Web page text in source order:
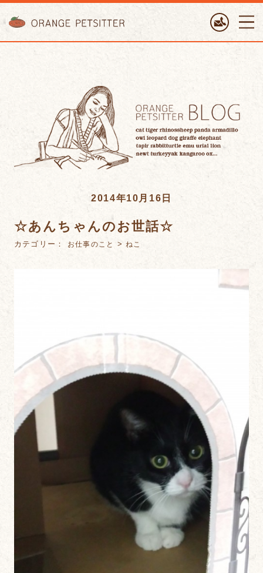
2014年10月16日
☆あんちゃんのお世話☆
カテゴリー： お仕事のこと >ねこ